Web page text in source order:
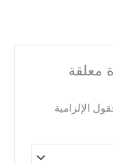
معلقة
الإلزامية